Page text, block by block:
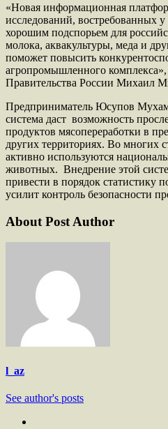
«Новая информационная
исследований, востребованных у
хорошим подспорьем для
молока, аквакультуры, меда и
поможет повысить
агропромышленного
Правительства России Михаил
Предприниматель Юсупов
система даст возможность
продуктов мясопереработки в
других территориях. Во многих
активно используются
животных. Внедрение этой
привести в порядок статистику
усилит контроль безопасности
About Post Author
l_az
See author's posts